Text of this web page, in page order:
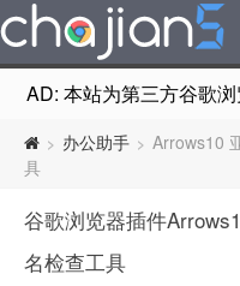
AD: 本站为第三方谷歌
> 办公助手 > Arrows10
具
谷歌浏览器插件
名检查工具